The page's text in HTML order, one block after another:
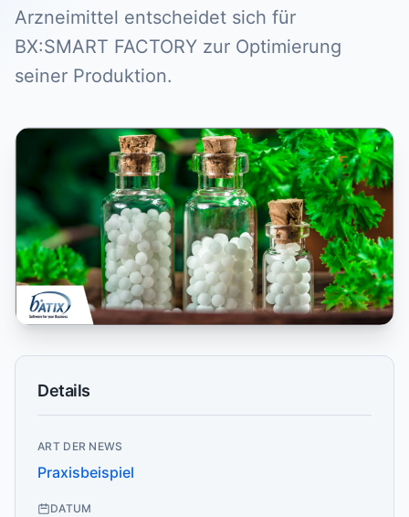
Arzneimittel entscheidet sich für
BX:SMART FACTORY zur Optimierung
seiner Produktion.
Details
ART DER NEWS
Praxisbeispiel
DATUM